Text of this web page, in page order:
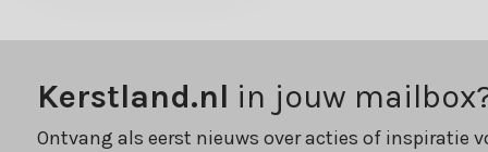
Kerstland.nl in jouw
Ontvang als eerst nieuws over acties of inspiratie